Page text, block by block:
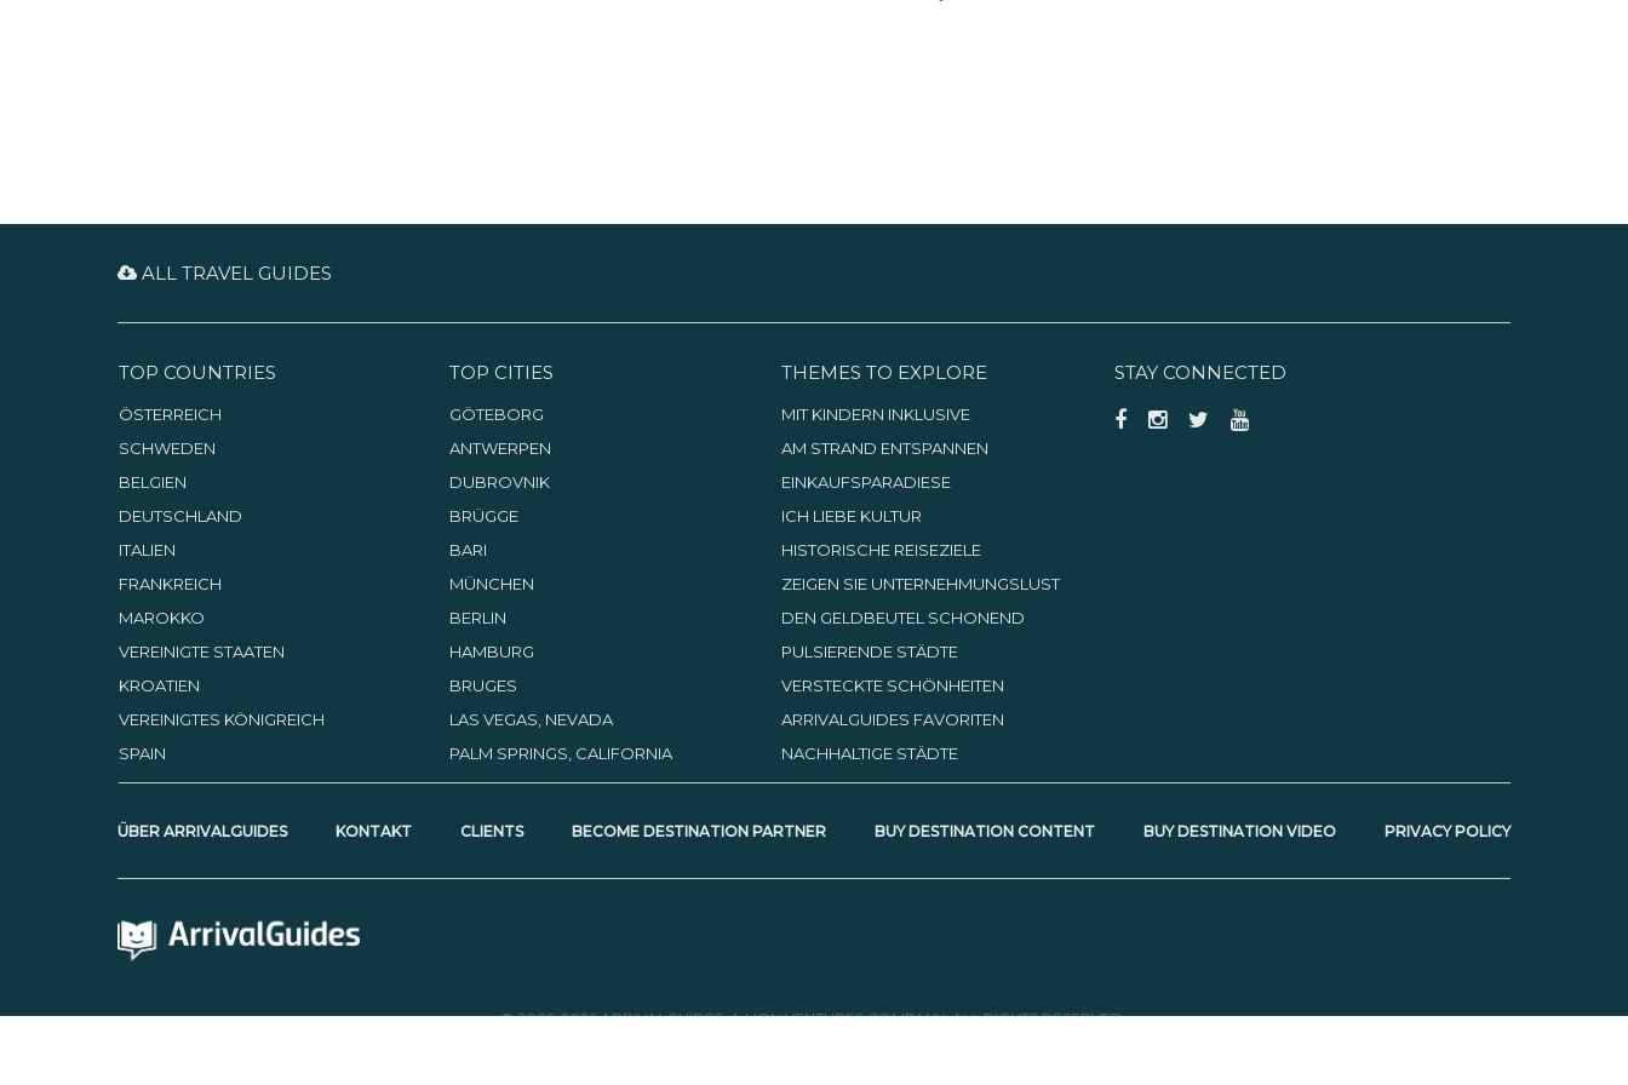
ALL TRAVEL GUIDES
TOP COUNTRIES
ÖSTERREICH
SCHWEDEN
BELGIEN
DEUTSCHLAND
ITALIEN
FRANKREICH
MAROKKO
VEREINIGTE STAATEN
KROATIEN
VEREINIGTES KÖNIGREICH
SPAIN
TOP CITIES
GÖTEBORG
ANTWERPEN
DUBROVNIK
BRÜGGE
BARI
MÜNCHEN
BERLIN
HAMBURG
BRUGES
LAS VEGAS, NEVADA
PALM SPRINGS, CALIFORNIA
THEMES TO EXPLORE
MIT KINDERN INKLUSIVE
AM STRAND ENTSPANNEN
EINKAUFSPARADIESE
ICH LIEBE KULTUR
HISTORISCHE REISEZIELE
ZEIGEN SIE UNTERNEHMUNGSLUST
DEN GELDBEUTEL SCHONEND
PULSIERENDE STÄDTE
VERSTECKTE SCHÖNHEITEN
ARRIVALGUIDES FAVORITEN
NACHHALTIGE STÄDTE
STAY CONNECTED
ÜBER ARRIVALGUIDES KONTAKT CLIENTS BECOME DESTINATION PARTNER BUY DESTINATION CONTENT BUY DESTINATION VIDEO PRIVACY POLICY
© 2005-2026 ARRIVALGUIDES, A LION VENTURES COMPANY. ALL RIGHTS RESERVED.